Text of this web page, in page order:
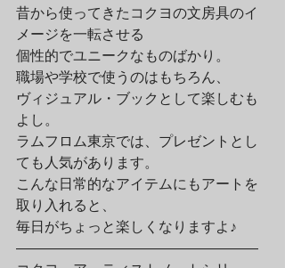
昔から使ってきたコクヨの文房具のイ
メージを一転させる
個性的でユニークなものばかり。
職場や学校で使うのはもちろん、
ヴィジュアル・ブックとして楽しむも
よし。
ラムフロム東京では、プレゼントとし
ても人気があります。
こんな日常的なアイテムにもアートを
取り入れると、
毎日がちょっと楽しくなりますよ♪
—————————————————